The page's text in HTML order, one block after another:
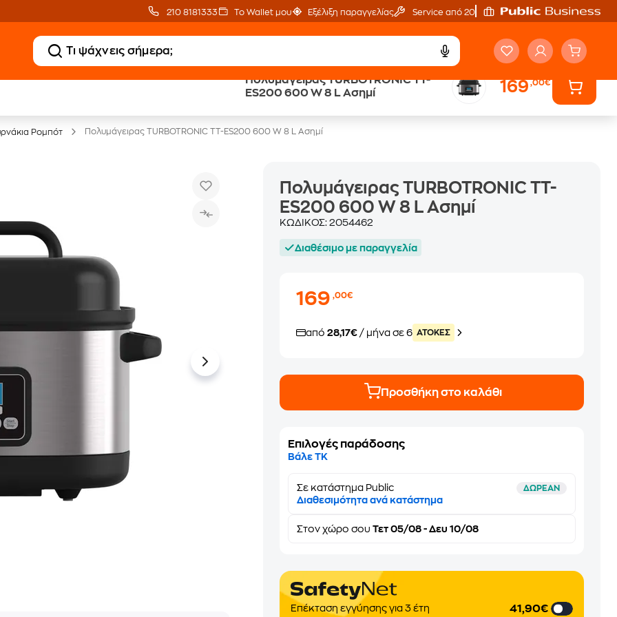
210 8181333 Το Wallet μου Εξέλιξη παραγγελίας Service από 20'
Πολυμάγειρας ΤURBOTRONIC TT-
ES200 600 W 8 L Ασημί
169,00€
Δωρεάν Μεταφορικά Public επιστροφή €
Ρομπότ Πολυμάγειρας ΤURBOTRONIC TT-ES200 600 W 8 L Ασημί
Πολυμάγειρας ΤURBOTRONIC TT-
ES200 600 W 8 L Ασημί
ΚΩΔΙΚΟΣ:2054462
Διαθέσιμο με παραγγελία
169,00€
από28,17€ / μήνα σε 6 ATOKEΣ
Προσθήκη στο καλάθι
Επιλογές παράδοσης
Βάλε ΤΚ
Σε κατάστημα Public ΔΩΡΕΑΝ
Διαθεσιμότητα ανά κατάστημα
Στονχώρο σου Τετ 05/08 - Δευ 10/08
Επέκταση εγγύησης για 3 έτη 41,90€